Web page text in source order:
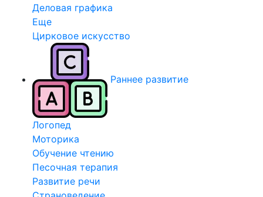
Деловая графика
Еще
Цирковое искусство
Раннее развитие
Логопед
Моторика
Обучение чтению
Песочная терапия
Развитие речи